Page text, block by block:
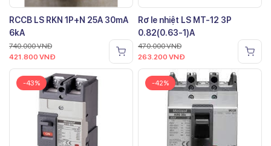
RCCB LS RKN 1P+N 25A 30mA
6kA
740.000VNĐ
421.800 VNĐ
Rơ le nhiệt LS MT-12 3P
0.82(0.63-1)A
470.000VNĐ
263.200 VNĐ
-43% -42%